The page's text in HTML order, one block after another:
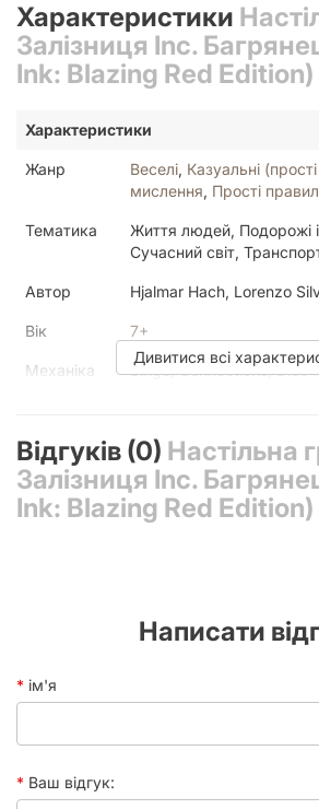
Метеорити падають у випадкові місця
дороги. Лава розтікається та знищує
Але це можна використати!
від метеоритів - дістанете корисних
до ваших очків.
Характеристики
Залізниця Inc.
Ink: Blazing Red Edition)
Характеристики
Жанр Веселі, Казуальні
мислення, Прості
Тематика
Життя людей, Подорожі і
Сучасний світ,
Автор Hjalmar Hach, Lorenzo
Вік 7+
Механіка
Bingo, Connections, Dice
Мова українська,
Друковане видання
Дивитися всі
Відгуків (0) Настільна
Залізниця Inc.
Ink: Blazing Red Edition)
Написати
ім'я
Ваш відгук: